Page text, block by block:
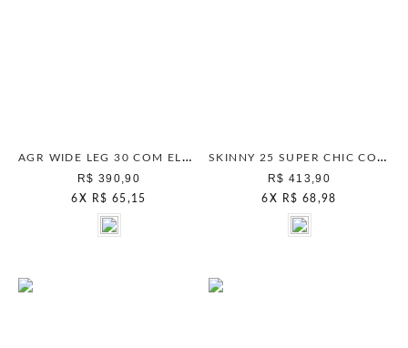
AGR WIDE LEG 30 COM ELASTANO DE LINHO AVELA INTENSO
R$ 390,90
6 X R$ 65,15
SKINNY 25 SUPER CHIC COMFORT GINGER
R$ 413,90
6 X R$ 68,98